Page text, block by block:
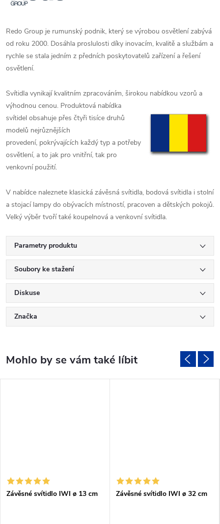
Redo Group je rumunský podnik, který se výrobou osvětlení zabývá
od roku 2000. Dosáhla proslulosti díky inovacím, kvalitě a službám a
rychle se stala jedním z předních poskytovatelů zařízení a řešení
osvětlení.
Svítidla vynikají kvalitním zpracováním, širokou nabídkou vzorů a
výhodnou cenou. Produktová nabídka
svítidel obsahuje přes čtyři tisíce druhů
modelů nejrůznějších
provedení, pokrývajících každý typ a potřeby
osvětlení, a to jak pro vnitřní, tak pro
venkovní použití.
V nabídce naleznete klasická závěsná svítidla, bodová svítidla i stolní
a stojací lampy do obývacích místností, pracoven a dětských pokojů.
Velký výběr tvoří také koupelnová a venkovní svítidla.
Parametry produktu
Soubory ke stažení
Diskuse
Značka
Závěsné svítidlo IWI ø 13 cm Závěsné svítidlo IWI ø 32 cm